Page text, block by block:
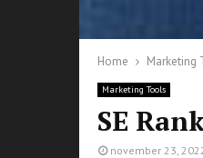
Home Marketing
Marketing Tools
SE
november 23,